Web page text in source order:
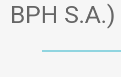
BPH S.A.)